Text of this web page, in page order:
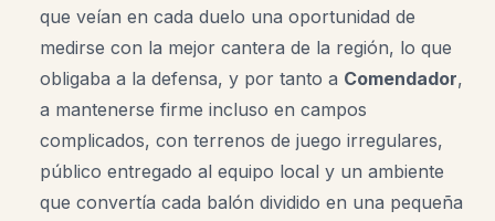
que veían en cada duelo una oportunidad de
medirse con la mejor cantera de la región, lo que
obligaba a la defensa, y por tanto a Comendador,
a mantenerse firme incluso en campos
complicados, con terrenos de juego irregulares,
público entregado al equipo local y un ambiente
que convertía cada balón dividido en una pequeña